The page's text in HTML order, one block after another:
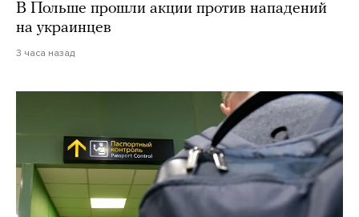
В Польше прошли акции против нападений
на украинцев
3 часа назад